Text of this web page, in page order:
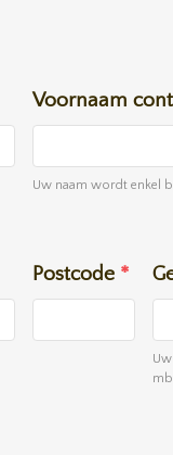
Voornaam
Uw naam wordt enkel
Postcode *